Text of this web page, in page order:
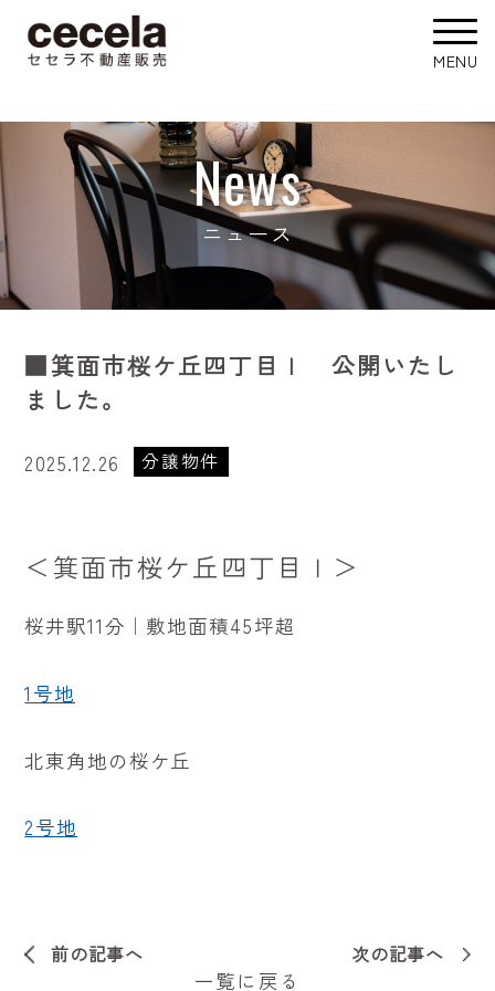
News
ニュース
■箕面市桜ケ丘四丁目Ｉ 公開いたし
ました。
2025.12.26 分譲物件
＜ 箕面市桜ケ丘四丁目Ｉ ＞
桜井駅11分｜敷地面積45坪超
1号地
北東角地の桜ケ丘
2号地
前の記事へ 次の記事へ
一覧に戻る